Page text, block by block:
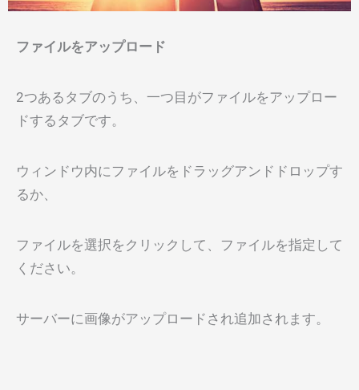
ファイルをアップロード
2つあるタブのうち、一つ目がファイルをアップロー
ドするタブです。
ウィンドウ内にファイルをドラッグアンドドロップす
るか、
ファイルを選択をクリックして、ファイルを指定して
ください。
サーバーに画像がアップロードされ追加されます。